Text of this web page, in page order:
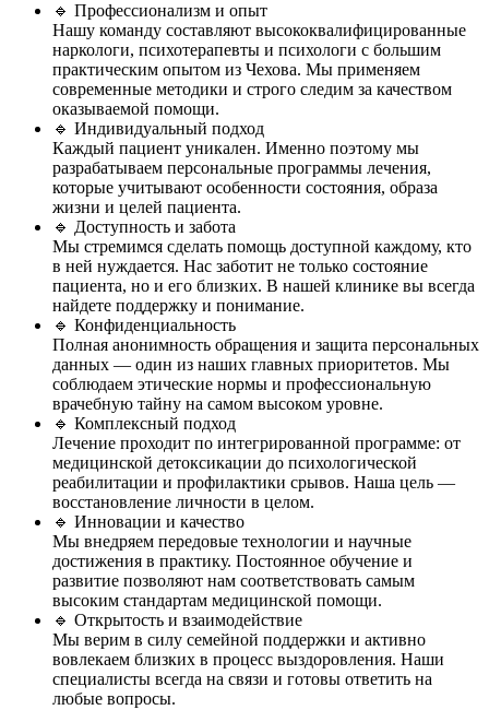
🔹 Профессионализм и опыт
Нашу команду составляют высококвалифицированные
наркологи, психотерапевты и психологи с большим
практическим опытом из Чехова. Мы применяем
современные методики и строго следим за качеством
оказываемой помощи.
🔹 Индивидуальный подход
Каждый пациент уникален. Именно поэтому мы
разрабатываем персональные программы лечения,
которые учитывают особенности состояния, образа
жизни и целей пациента.
🔹 Доступность и забота
Мы стремимся сделать помощь доступной каждому, кто
в ней нуждается. Нас заботит не только состояние
пациента, но и его близких. В нашей клинике вы всегда
найдете поддержку и понимание.
🔹 Конфиденциальность
Полная анонимность обращения и защита персональных
данных — один из наших главных приоритетов. Мы
соблюдаем этические нормы и профессиональную
врачебную тайну на самом высоком уровне.
🔹 Комплексный подход
Лечение проходит по интегрированной программе: от
медицинской детоксикации до психологической
реабилитации и профилактики срывов. Наша цель —
восстановление личности в целом.
🔹 Инновации и качество
Мы внедряем передовые технологии и научные
достижения в практику. Постоянное обучение и
развитие позволяют нам соответствовать самым
высоким стандартам медицинской помощи.
🔹 Открытость и взаимодействие
Мы верим в силу семейной поддержки и активно
вовлекаем близких в процесс выздоровления. Наши
специалисты всегда на связи и готовы ответить на
любые вопросы.